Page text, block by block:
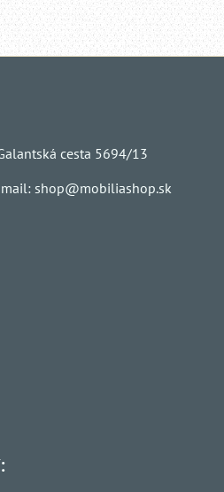
cesta 5694/13
shop@mobiliashop.sk